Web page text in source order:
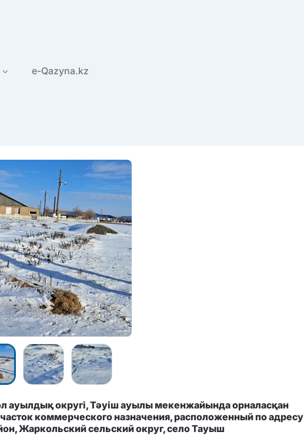
e-Qazyna.kz
ауылдық округі, Тәуіш ауылы мекенжайында орналасқан
коммерческого назначения, расположенный по адресу
Жаркольский сельский округ, село Тауыш